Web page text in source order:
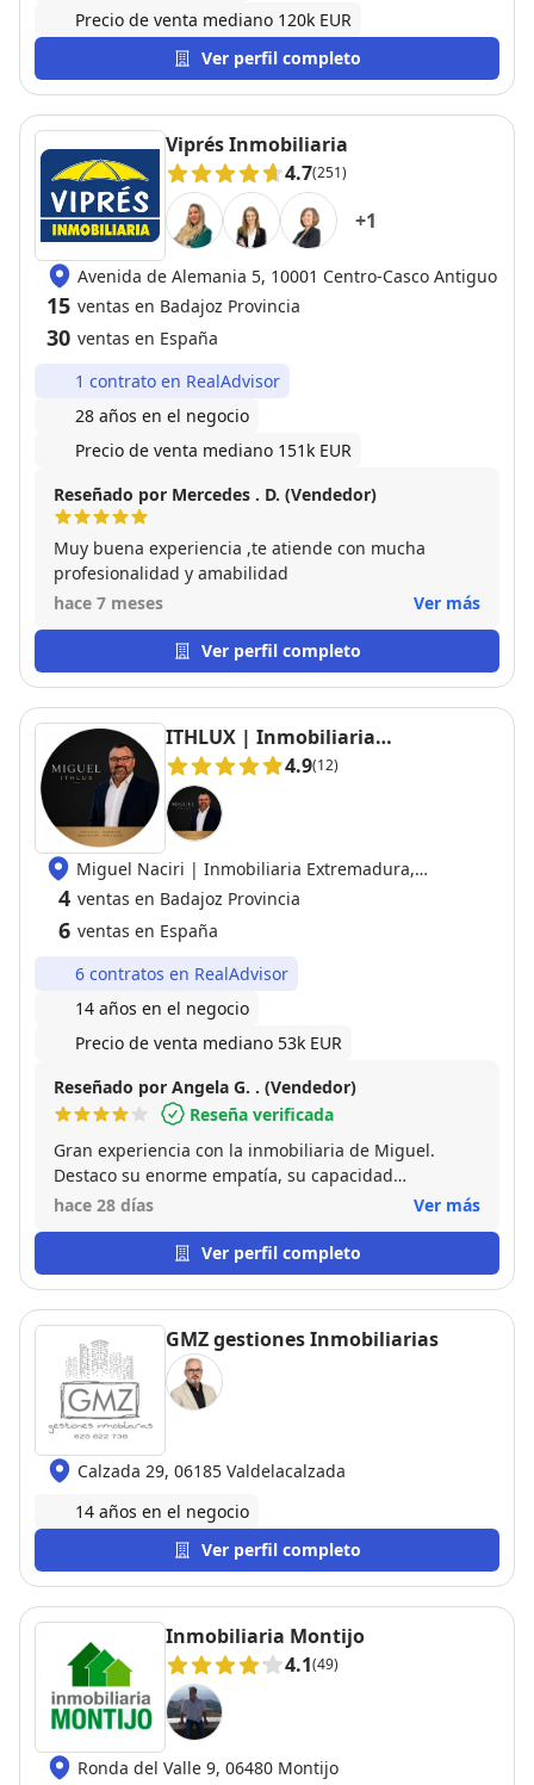
Precio de venta mediano 120k EUR
Ver perfil completo
Viprés Inmobiliaria
4.7(251)
+1
Avenida de Alemania 5, 10001 Centro-Casco Antiguo
15 ventas en Badajoz Provincia
30 ventas en España
1 contrato en RealAdvisor
28 años en el negocio
Precio de venta mediano 151k EUR
Reseñado por Mercedes . D. (Vendedor)
Muy buena experiencia ,te atiende con mucha
profesionalidad y amabilidad
hace 7 meses
Ver más
Ver perfil completo
ITHLUX | Inmobiliaria
Extremadura4.9(12)
Miguel Naciri | Inmobiliaria Extremadura,
06800 Merida
4 ventas en Badajoz Provincia
6 ventas en España
6 contratos en RealAdvisor
14 años en el negocio
Precio de venta mediano 53k EUR
Reseñado por Angela G. . (Vendedor)
Reseña verificada
Gran experiencia con la inmobiliaria de Miguel.
Destaco su enorme empatía, su capacidad
profesional para explicar términos de venta sobre mi
a cada llamada de teléfono correo o wsap . Gracias a
su gestión resolvimos el trámite de forma exitosa y
Recomendable sin duda alguna, dejar nuestra casa
en sus manos es venta segura.
hace 28 días Ver más
Ver perfil completo
GMZ gestiones Inmobiliarias
Calzada 29, 06185 Valdelacalzada
14 años en el negocio
Ver perfil completo
Inmobiliaria Montijo
4.1(49)
Ronda del Valle 9, 06480 Montijo